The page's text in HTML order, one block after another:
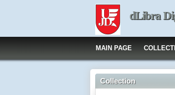
dLibra
MAIN PAGE
Collection